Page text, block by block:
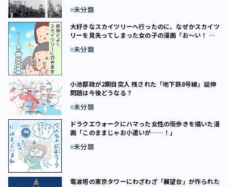
未分類
大好きなスカイツリーへ行ったのに、なぜかスカイツ
リーを見失ってしまった女の子の漫画「お～い！ こ
未分類
小池都政が2期目突入 残された「地下鉄8号線」延伸
問題は今後どうなる？
未分類
ドラクエウォークにハマった女性の街歩きを描いた漫
画「このままじゃお小遣いが……！」
未分類
電波塔の東京タワーにわざわざ「展望台」が作られた